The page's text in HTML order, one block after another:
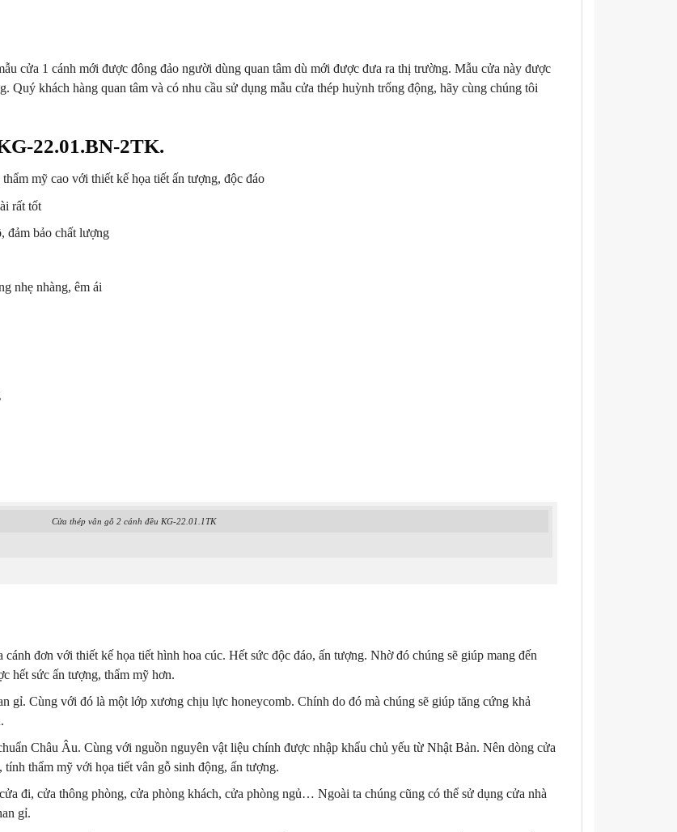
cửa 1 cánh mới được đông đảo người dùng quan tâm dù mới được đưa ra thị trường. Mẫu cửa này được
Quý khách hàng quan tâm và có nhu cầu sử dụng mẫu cửa thép huỳnh trống động, hãy cùng chúng tôi
22.01.BN-2TK.
mỹ cao với thiết kế họa tiết ấn tượng, độc đáo
rất tốt
đảm bảo chất lượng
nhẹ nhàng, êm ái
Cửa thép vân gỗ 2 cánh đều KG-22.01.1TK
đơn với thiết kế họa tiết hình hoa cúc. Hết sức độc đáo, ấn tượng. Nhờ đó chúng sẽ giúp mang đến
hết sức ấn tượng, thẩm mỹ hơn.
gỉ. Cùng với đó là một lớp xương chịu lực honeycomb. Chính do đó mà chúng sẽ giúp tăng cứng khả
Châu Âu. Cùng với nguồn nguyên vật liệu chính được nhập khẩu chủ yếu từ Nhật Bản. Nên dòng cửa
thẩm mỹ với họa tiết vân gỗ sinh động, ấn tượng.
đi, cửa thông phòng, cửa phòng khách, cửa phòng ngủ… Ngoài ta chúng cũng có thể sử dụng cửa nhà
gỉ.